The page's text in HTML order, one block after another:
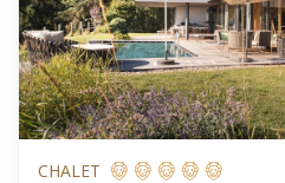
CHALET